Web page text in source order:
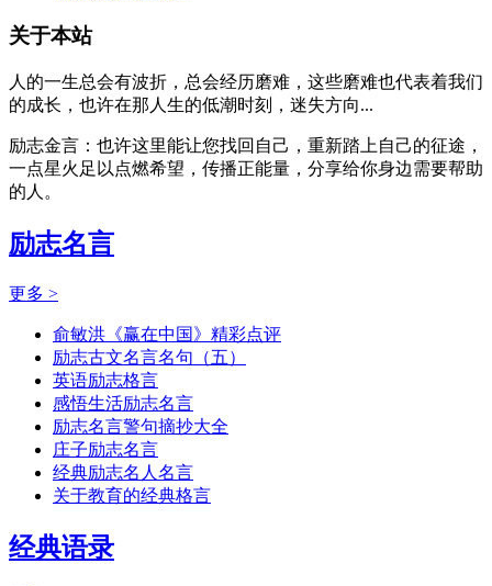
关于本站
人的一生总会有波折，总会经历磨难，这些磨难也代表着我们
的成长，也许在那人生的低潮时刻，迷失方向...
励志金言：也许这里能让您找回自己，重新踏上自己的征途，
一点星火足以点燃希望，传播正能量，分享给你身边需要帮助
的人。
励志名言
更多 >
俞敏洪《赢在中国》精彩点评
励志古文名言名句（五）
英语励志格言
感悟生活励志名言
励志名言警句摘抄大全
庄子励志名言
经典励志名人名言
关于教育的经典格言
经典语录